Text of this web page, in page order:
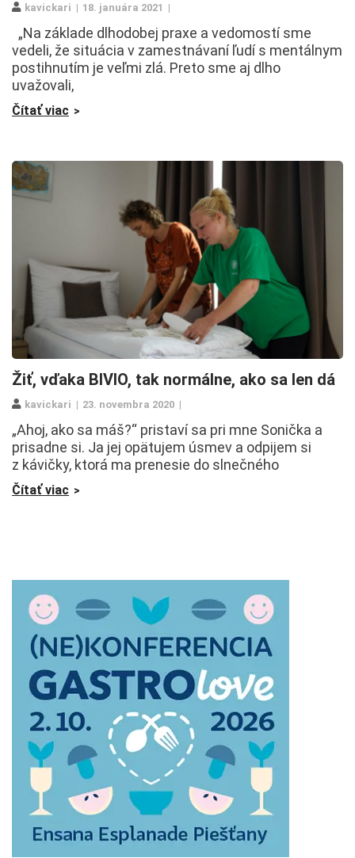
kavickari 18. januára 2021
„Na základe dlhodobej praxe a vedomostí sme
vedeli, že situácia v zamestnávaní ľudí s mentálnym
postihnutím je veľmi zlá. Preto sme aj dlho
uvažovali,
Čítať viac
Žiť, vďaka BIVIO, tak normálne, ako sa len dá
kavickari 23. novembra 2020
„Ahoj, ako sa máš?“ pristaví sa pri mne Sonička a
prisadne si. Ja jej opätujem úsmev a odpijem si
z kávičky, ktorá ma prenesie do slnečného
Čítať viac